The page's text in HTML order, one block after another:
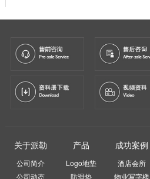
关于派勒
公司简介
公司动态
产品
Logo地垫
防滑垫
成功案例
酒店会所
物业写字楼